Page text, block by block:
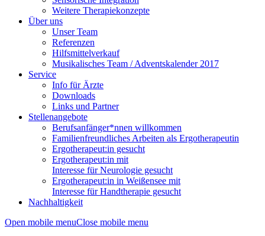
Weitere Therapiekonzepte
Über uns
Unser Team
Referenzen
Hilfsmittelverkauf
Musikalisches Team / Adventskalender 2017
Service
Info für Ärzte
Downloads
Links und Partner
Stellenangebote
Berufsanfänger*nnen willkommen
Familienfreundliches Arbeiten als Ergotherapeutin
Ergotherapeut:in gesucht
Ergotherapeut:in mit
Interesse für Neurologie gesucht
Ergotherapeut:in in Weißensee mit
Interesse für Handtherapie gesucht
Nachhaltigkeit
Open mobile menuClose mobile menu